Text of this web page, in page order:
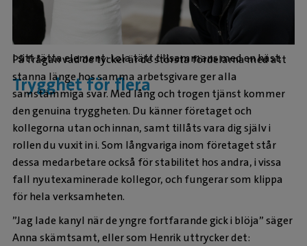
I sitt rätta element: Lola tätt tillsammans med en häst.
Trygghet för flera
På frågan vad de tycker är de största fördelarna med att
stanna länge hos samma arbetsgivare ger alla
samstämmiga svar. Med lång och trogen tjänst kommer
den genuina tryggheten. Du känner företaget och
kollegorna utan och innan, samt tillåts vara dig själv i
rollen du vuxit in i. Som långvariga inom företaget står
dessa medarbetare också för stabilitet hos andra, i vissa
fall nyutexaminerade kollegor, och fungerar som klippa
för hela verksamheten.
”Jag lade kanyl när de yngre fortfarande gick i blöja” säger
Anna skämtsamt, eller som Henrik uttrycker det: